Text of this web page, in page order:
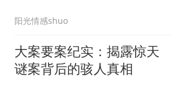
阳光情感shuo
大案要案纪实：揭露惊天
谜案背后的骇人真相